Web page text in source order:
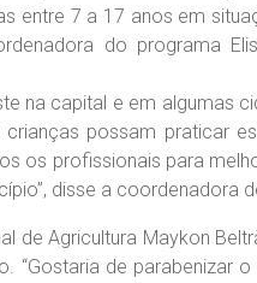
entre 7 a 17 anos em
do programa
na capital e em algumas
possam praticar
os profissionais para
disse a coordenadora
de Agricultura Maykon
“Gostaria de parabenizar